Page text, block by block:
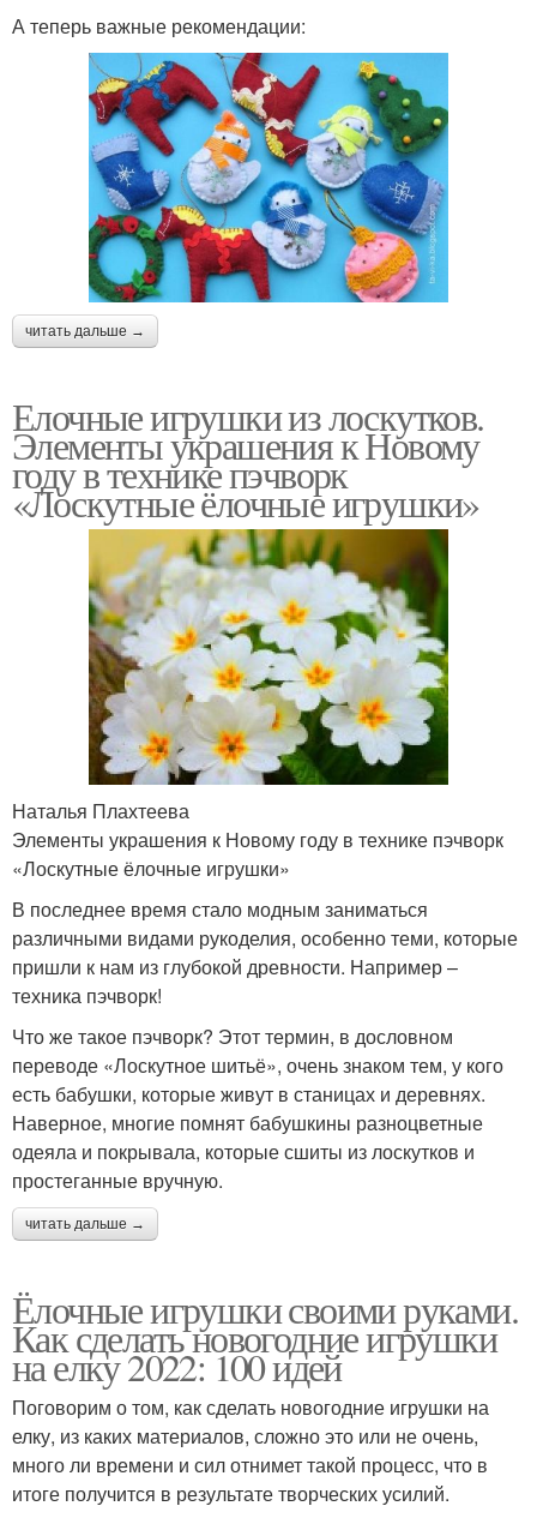
А теперь важные рекомендации:
читать дальше →
Елочные игрушки из лоскутков.
Элементы украшения к Новому
году в технике пэчворк
«Лоскутные ёлочные игрушки»
Наталья Плахтеева
Элементы украшения к Новому году в технике пэчворк
«Лоскутные ёлочные игрушки»
В последнее время стало модным заниматься
различными видами рукоделия, особенно теми, которые
пришли к нам из глубокой древности. Например –
техника пэчворк!
Что же такое пэчворк? Этот термин, в дословном
переводе «Лоскутное шитьё», очень знаком тем, у кого
есть бабушки, которые живут в станицах и деревнях.
Наверное, многие помнят бабушкины разноцветные
одеяла и покрывала, которые сшиты из лоскутков и
простеганные вручную.
читать дальше →
Ёлочные игрушки своими руками.
Как сделать новогодние игрушки
на елку 2022: 100 идей
Поговорим о том, как сделать новогодние игрушки на
елку, из каких материалов, сложно это или не очень,
много ли времени и сил отнимет такой процесс, что в
итоге получится в результате творческих усилий.